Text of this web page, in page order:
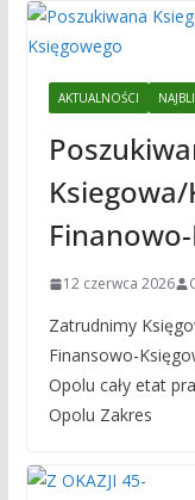
AKTUALNOŚCI
12 czerwca 2026
Zatrudnimy
Finansowo-
Opolu cały etat
Opolu Zakres